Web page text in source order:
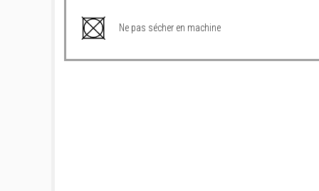
Ne pas sécher en machine